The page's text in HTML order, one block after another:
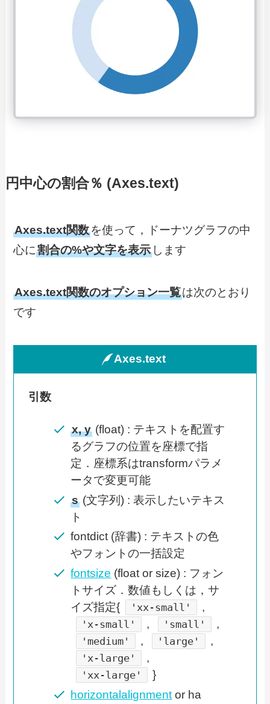
円中心の割合％ (Axes.text)
Axes.text関数を使って，ドーナツグラフの中
心に割合の%や文字を表示 します
Axes.text関数のオプション一覧は次のとおり
です
Axes.text
引数
x, y (float) : テキストを配置す
るグラフの位置を座標で指
定．座標系はtransformパラメ
ータで変更可能
s (文字列) : 表示したいテキス
ト
fontdict (辞書) : テキストの色
やフォントの一括設定
fontsize (float or size) : フォン
トサイズ．数値もしくは，サ
イズ指定{
'xx-small' ,
'x-small' , 'small' ,
'medium' , 'large' ,
'x-large' ,
'xx-large'
}
horizontalalignment or ha